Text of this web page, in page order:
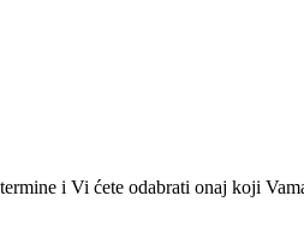
i Vi ćete odabrati onaj koji